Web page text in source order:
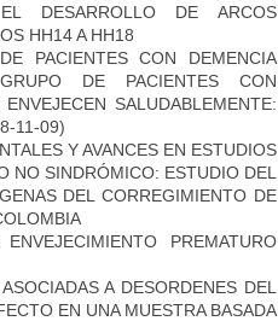
DESARROLLO DE ARCOS
HH14 A HH18
PACIENTES CON DEMENCIA
DE PACIENTES CON
SALUDABLEMENTE:
11-09)
Y AVANCES EN ESTUDIOS
NO SINDRÓMICO: ESTUDIO DEL
DEL CORREGIMIENTO DE
PREMATURO
A DESORDENES DEL
EN UNA MUESTRA BASADA